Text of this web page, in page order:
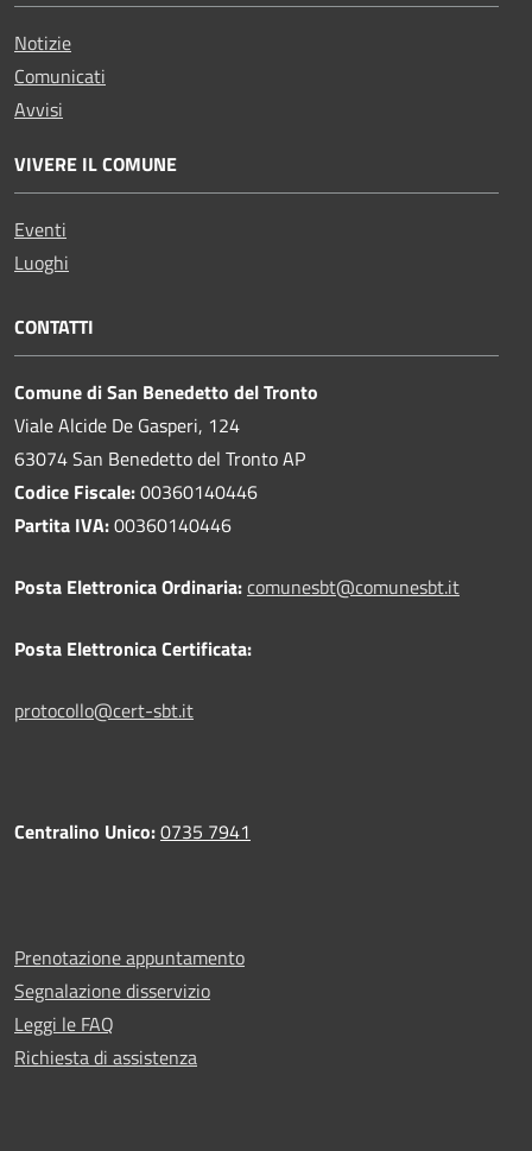
Notizie
Comunicati
Avvisi
VIVERE IL COMUNE
Eventi
Luoghi
CONTATTI
Comune di San Benedetto del Tronto
Viale Alcide De Gasperi, 124
63074 San Benedetto del Tronto AP
Codice Fiscale:00360140446
Partita IVA:00360140446
Posta Elettronica Ordinaria:comunesbt@comunesbt.it
Posta Elettronica Certificata:
protocollo@cert-sbt.it
Centralino Unico:0735 7941
Prenotazione appuntamento
Segnalazione disservizio
Leggi le FAQ
Richiesta di assistenza